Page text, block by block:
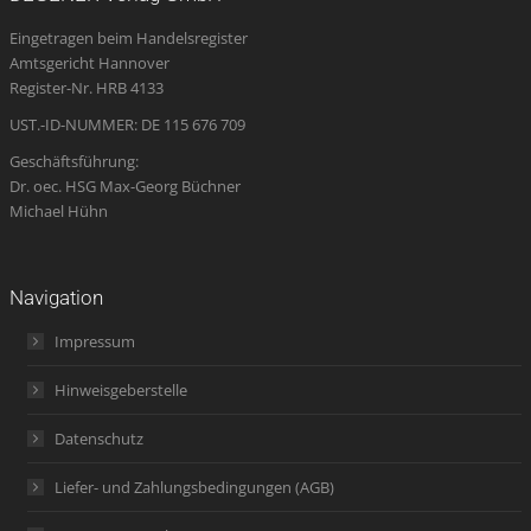
new
window
new
window
new
window
opens
in
new
new
Eingetragen beim Handelsregister
Amtsgericht Hannover
Register-Nr. HRB 4133
UST.-ID-NUMMER: DE 115 676 709
Geschäftsführung:
Dr. oec. HSG Max-Georg Büchner
Michael Hühn
Navigation
Impressum
Hinweisgeberstelle
Datenschutz
Liefer- und Zahlungsbedingungen (AGB)